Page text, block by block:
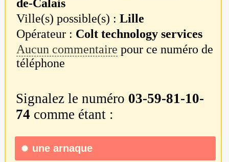
de-Calais
Ville(s) possible(s) :Lille
Opérateur : Colt technology services
Aucun commentaire pour ce numéro de
téléphone
Signalez le numéro 03-59-81-10-
74 comme étant :
une arnaque